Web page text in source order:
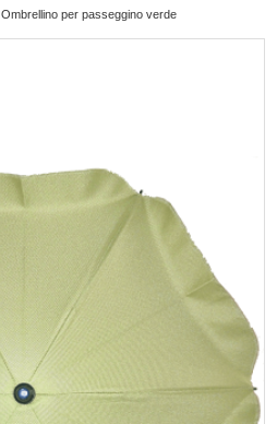
Ombrellino per passeggino verde